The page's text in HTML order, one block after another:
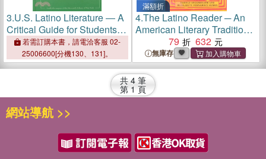
3.U.S. Latino Literature ― A
Critical Guide for Students
and Teachers
若需訂購本書，請電洽客服 02-
25006600[分機130、131]。
滿額折
4.The Latino Reader ─ An
American Literary Tradition
from 1542 to the Present
79 632
無庫存
共 4 筆
第 1 頁
網站導航 >>